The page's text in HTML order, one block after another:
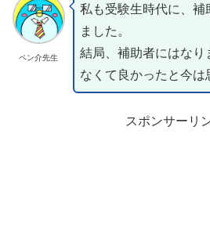
ペン介先生
私も受験生時代に、補
ました。
結局、補助者にはなり
なくて良かったと今は
スポンサーリ